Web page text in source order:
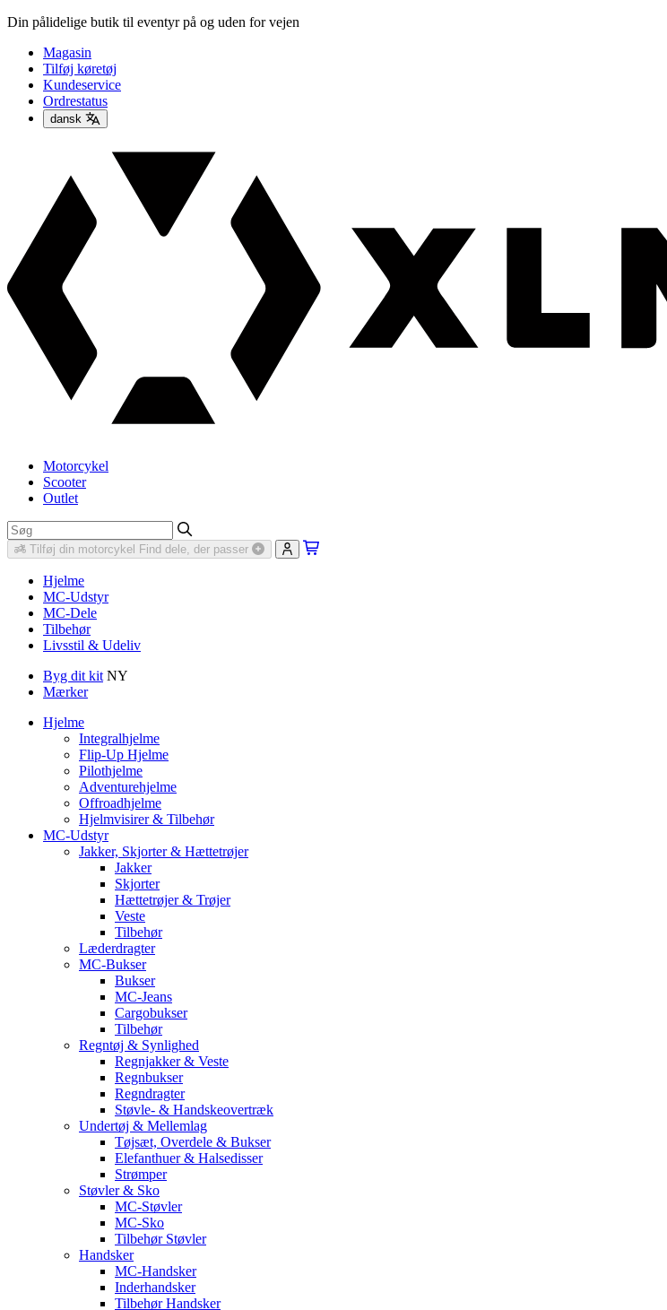
Din pålidelige butik til eventyr på og uden for vejen
Magasin
Tilføj køretøj
Kundeservice
Ordrestatus
dansk
Motorcykel
Scooter
Outlet
Tilføj din motorcykel Find dele, der passer
Hjelme
MC-Udstyr
MC-Dele
Tilbehør
Livsstil & Udeliv
Byg dit kit NY
Mærker
Hjelme
Integralhjelme
Flip-Up Hjelme
Pilothjelme
Adventurehjelme
Offroadhjelme
Hjelmvisirer & Tilbehør
MC-Udstyr
Jakker, Skjorter & Hættetrøjer
Jakker
Skjorter
Hættetrøjer & Trøjer
Veste
Tilbehør
Læderdragter
MC-Bukser
Bukser
MC-Jeans
Cargobukser
Tilbehør
Regntøj & Synlighed
Regnjakker & Veste
Regnbukser
Regndragter
Støvle- & Handskeovertræk
Undertøj & Mellemlag
Tøjsæt, Overdele & Bukser
Elefanthuer & Halsedisser
Strømper
Støvler & Sko
MC-Støvler
MC-Sko
Tilbehør Støvler
Handsker
MC-Handsker
Inderhandsker
Tilbehør Handsker